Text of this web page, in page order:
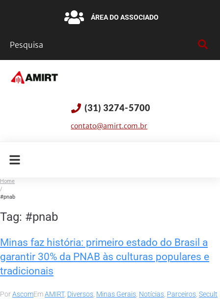
ÁREA DO ASSOCIADO
(31) 3274-5700
contato@amirt.com.br
Home
/
#pnab
Tag: #pnab
Minas faz história: primeiro estado do Brasil a
garantir 30% da PNAB às culturas populares e
tradicionais
PorAscomEmAMIRT, Diversos, Minas Gerais, Notícias, Parceiros, Secult